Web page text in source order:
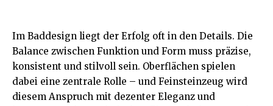
Im Baddesign liegt der Erfolg oft in den Details. Die
Balance zwischen Funktion und Form muss präzise,
konsistent und stilvoll sein. Oberflächen spielen
dabei eine zentrale Rolle – und Feinsteinzeug wird
diesem Anspruch mit dezenter Eleganz und